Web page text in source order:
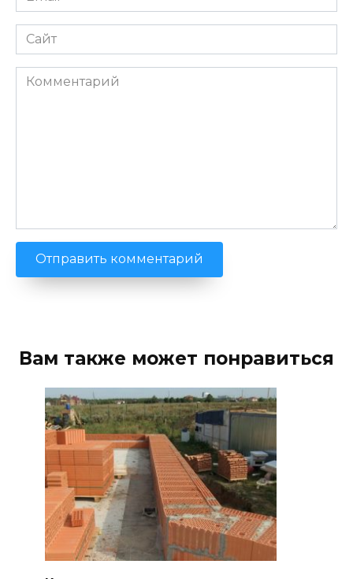
*
Сайт
Комментарий
Вам также может понравиться